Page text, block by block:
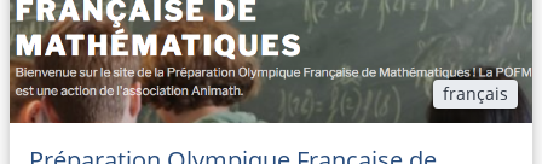
français